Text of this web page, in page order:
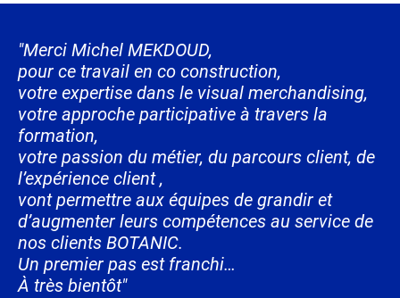
"Merci Michel MEKDOUD,
pour ce travail en co construction,
votre expertise dans le visual merchandising,
votre approche participative à travers la
formation,
votre passion du métier, du parcours client, de
l’expérience client ,
vont permettre aux équipes de grandir et
d’augmenter leurs compétences au service de
nos clients BOTANIC.
Un premier pas est franchi…
À très bientôt"